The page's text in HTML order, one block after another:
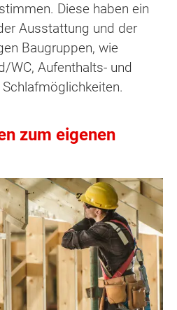
Diese haben ein
Ausstattung und der
Baugruppen, wie
WC, Aufenthalts- und
zum eigenen